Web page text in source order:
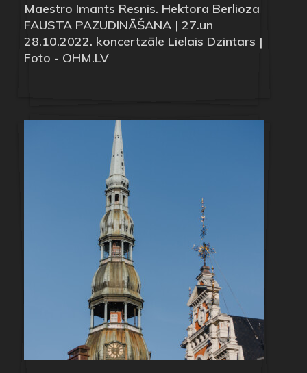
Maestro Imants Resnis. Hektora Berlioza
FAUSTA PAZUDINĀŠANA | 27.un
28.10.2022. koncertzāle Lielais Dzintars |
Foto - OHM.LV